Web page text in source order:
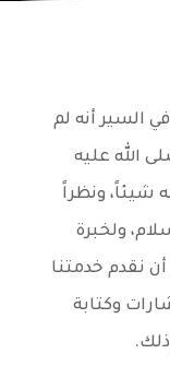
السير أنه لم
الله عليه
شيئاً، ونظراً
ولخبرة
نقدم خدمتنا
وكتابة